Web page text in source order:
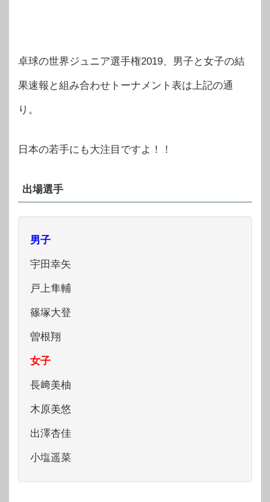
卓球の世界ジュニア選手権2019、男子と女子の結
果速報と組み合わせトーナメント表は上記の通
り。
日本の若手にも大注目ですよ！！
出場選手
男子
宇田幸矢
戸上隼輔
篠塚大登
曽根翔
女子
長﨑美柚
木原美悠
出澤杏佳
小塩遥菜